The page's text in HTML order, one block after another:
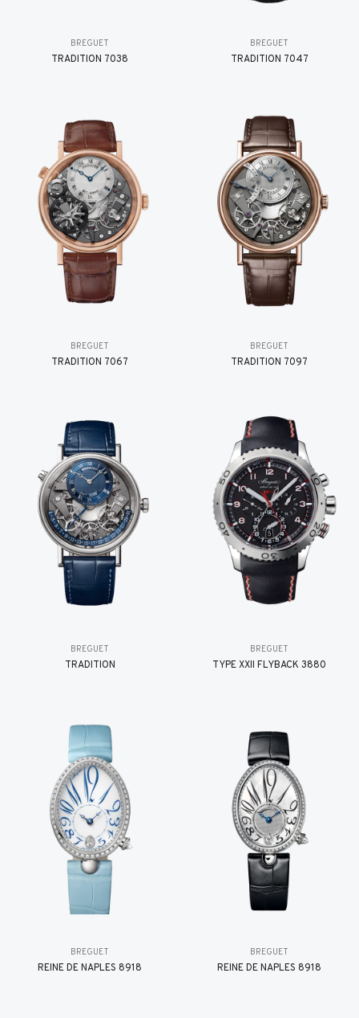
BREGUET
TRADITION 7038
BREGUET
TRADITION 7047
BREGUET
TRADITION 7067
BREGUET
TRADITION 7097
BREGUET
TRADITION
BREGUET
TYPE XXII FLYBACK 3880
BREGUET
REINE DE NAPLES 8918
BREGUET
REINE DE NAPLES 8918